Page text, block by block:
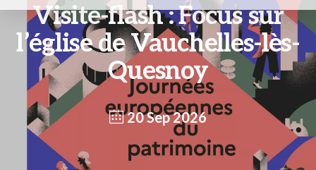
Visite-flash : Focus sur
l’église de Vauchelles-lès-
Quesnoy
20 Sep 2026